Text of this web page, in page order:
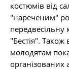
костюмів від
"нареченим"
передвесільну
"Бестія".
молодятам
організованих